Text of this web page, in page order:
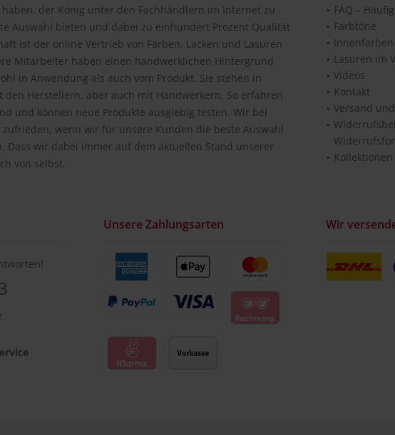
der König unter den Fachhändlern im Internet zu
Auswahl bieten und dabei zu einhundert Prozent Qualität
ist der online Vertrieb von Farben, Lacken und Lasuren
Mitarbeiter haben einen handwerklichen Hintergrund
in Anwendung als auch vom Produkt. Sie stehen in
den Herstellern, aber auch mit Handwerkern. So erfahren
und können neue Produkte ausgiebig testen. Wir bei
wenn wir für unsere Kunden die beste Auswahl
Dass wir dabei immer auf dem aktuellen Stand unserer
von selbst.
FAQ –
Farbtöne
Lasuren im
Videos
Kontakt
Versand
Kollektionen
Unsere Zahlungsarten Wir